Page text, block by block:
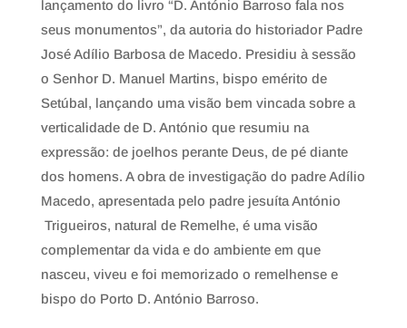
lançamento do livro “D. António Barroso fala nos
seus monumentos”, da autoria do historiador Padre
José Adílio Barbosa de Macedo. Presidiu à sessão
o Senhor D. Manuel Martins, bispo emérito de
Setúbal, lançando uma visão bem vincada sobre a
verticalidade de D. António que resumiu na
expressão: de joelhos perante Deus, de pé diante
dos homens. A obra de investigação do padre Adílio
Macedo, apresentada pelo padre jesuíta António
Trigueiros, natural de Remelhe, é uma visão
complementar da vida e do ambiente em que
nasceu, viveu e foi memorizado o remelhense e
bispo do Porto D. António Barroso.